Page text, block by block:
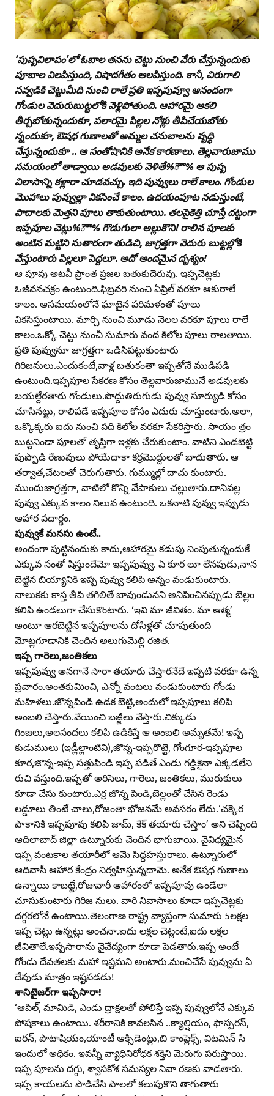
‘పుష్పవిలాపం’లో ఓబాల తనను చెట్టు నుంచి వేరు చేస్తున్నందుకు
పూబాల విలపిస్తుంది, విషాదగీతం ఆలపిస్తుంది. కానీ, చిరుగాలి
సవ్వడికి చెట్టుమీది నుంచి రాలే ప్రతి ఇప్పపువ్వూ ఆనందంగా
గోండుల వెదురుబుట్టలోకి వెళ్లిపోతుంది. ఆహారమై ఆకలి
తీర్చబోతున్నందుకూ, పలారమై పిల్లల నోళ్లు తీపిచేయబోతు
న్నందుకూ, ఔషధ గుణాలతో అమ్మల చనుబాలను వృద్ధి
చేస్తున్నందుకూ .. ఆ సంతోషానికి అనేక కారణాలు. తెల్లవారుజాము
సమయంలో తాడ్వాయి అడవులకు వెళితే%ౌౌ% ఆ పుష్ప
విలాసాన్ని కళ్లారా చూడవచ్చు. ఇది పువ్వులు రాలే కాలం. గోండుల
మొహాలు పువ్వుల్లా వికసించే కాలం. ఉదయంపూట నడుస్తుంటే,
పాదాలకు మెత్తని పూలు తాకుతుంటాయి. తలపైకెత్తి చూస్తే దట్టంగా
ఇప్పపూల చెట్లు%ౌౌ% గొడుగులా అల్లుకొని! రాలిన పూలకు
అంటిన మట్టిని సుతారంగా తుడిచి, జాగ్రత్తగా వెదురు బుట్టల్లోకి
వేస్తుంటారు పిల్లలూ పెద్దలూ. అదో అందమైన దృశ్యం!
ఆ పూవు అటవీ ప్రాంత ప్రజల బతుకుదెరువు. ఇప్పచెట్లకు
ఓజీవనచక్రం ఉంటుంది.ఫిబ్రవరి నుంచి ఏప్రిల్‌ వరకూ ఆకురాలే
కాలం. ఆసమయంలోనే ఘాటైన పరిమళంతో పూలు
వికసిస్తుంటాయి. మార్చి నుంచి మూడు నెలల వరకూ పూలు రాలే
కాలం.ఒక్కో చెట్టు నుంచీ సుమారు వంద కిలోల పూలు రాలతాయి.
ప్రతి పువ్వునూ జాగ్రత్తగా ఒడిసిపట్టుకుంటారు
గిరిజనులు.ఎందుకంటే,వాళ్ల బతుకంతా ఇప్పతోనే ముడిపడి
ఉంటుంది.ఇప్పపూల సేకరణ కోసం తెల్లవారుజామునే అడవులకు
బయల్దేరతారు గోండులు.పొద్దుతిరుగుడు పువ్వు సూర్యుడి కోసం
చూసినట్టు, రాలిపడే ఇప్పపూల కోసం ఎదురు చూస్తుంటారు.అలా,
ఒక్కొక్కరు ఐదు నుంచి పది కిలోల వరకూ సేకరిస్తారు. సాయం త్రం
బుట్టనిండా పూలతో తృప్తిగా ఇళ్లకు చేరుకుంటాం. వాటిని ఎండబెట్టి
పుప్పొడి రేణువులు పోయేదాకా కర్రమొద్దులతో బాదుతారు. ఆ
తర్వాత,చేటలతో చెరుగుతారు. గుమ్ముల్లో దాచు కుంటారు.
ముందుజాగ్రత్తగా, వాటిలో కొన్ని వేపాకులు చల్లుతారు.దానివల్ల
పువ్వు ఎక్కువ కాలం నిలువ ఉంటుంది. ఒకనాటి పువ్వు ఇప్పుడు
ఆహార పదార్థం.
పువ్వుకే మనసు ఉంటే..
అందంగా పుట్టినందుకు కాదు,ఆహారమై కడుపు నింపుతున్నందుకే
ఎక్కువ సంతో షిస్తుందేమో ఇప్పపువ్వు. ఏ కూర లూ లేనపుడు,నాన
బెట్టిన బియ్యానికి ఇప్ప పువ్వు కలిపి అన్నం వండుకుంటారు.
నాలుకకు కాస్త తీపి తగిలితే బావుండునని అనిపించినప్పుడు బెల్లం
కలిపి ఉండలుగా చేసుకొంటారు. ‘ఇవి మా జీవితం. మా ఆత్మ’
అంటూ ఆరబెట్టిన ఇప్పపూలను దోసిళ్లతో చూపుతుంది
మోట్లగూడానికి చెందిన అలుగుమెల్లి రజిత.
ఇప్ప గారెలు,జంతికలు
ఇప్పపువ్వు అనగానే సారా తయారు చేస్తారనేదే ఇప్పటి వరకూ ఉన్న
ప్రచారం.అంతకుమించి, ఎన్నో వంటలు వండుకుంటారు గోండు
మహిళలు.జొన్నపిండి ఉడక బెట్టి,అందులో ఇప్పపూలు కలిపి
అంబలి చేస్తారు.వేయించి బజ్జీలు వేస్తారు.చిక్కుడు
గింజలు,అలసందలు కలిపి ఉడికిస్తే ఆ అంబలి అమృతమే! ఇప్ప
కుడుములు (ఇడ్లీల్లాంటివి),జొన్న-ఇప్పరొట్టె, గోంగూర-ఇప్పపూల
కూర,జొన్న-ఇప్ప సత్తుపిండి ఇప్ప పడితే ఎండు గడ్డికైనా ఎక్కడలేని
రుచి వస్తుంది.ఇప్పతో అరిసెలు, గారెలు, జంతికలు, మురుకులు
కూడా చేసు కుంటారు.ఎర్ర జొన్న పిండి,బెల్లంతో చేసిన రెండు
లడ్డూలు తింటే చాలు,రోజంతా భోజనమే అవసరం లేదు.‘చక్కెర
పాకానికి ఇప్పపూవు కలిపి జామ్‌, కేక్‌ తయారు చేస్తాం’ అని చెప్పింది
ఆదిలాబాద్‌ జిల్లా ఉట్నూరుకు చెందిన భాగుబాయి. వైవిధ్యమైన
ఇప్ప వంటకాల తయారీలో ఆమె సిద్ధహస్తురాలు. ఉట్నూరులో
ఆదివాసీ ఆహార కేంద్రం నిర్వహిస్తున్నదామె. అనేక ఔషధ గుణాలు
ఉన్నాయి కాబట్టే,రోజువారీ ఆహారంలో ఇప్పపూవు ఉండేలా
చూసుకుంటారు గిరిజ నులు. వారి నివాసాలు కూడా ఇప్పచెట్లకు
దగ్గరలోనే ఉంటాయి.తెలంగాణ రాష్ట్ర వ్యాప్తంగా సుమారు 5లక్షల
ఇప్ప చెట్లు ఉన్నట్లు అంచనా.ఐదు లక్షల చెట్లంటే,ఐదు లక్షల
జీవితాలే.ఇప్పసారాను నైవేద్యంగా కూడా పెడతారు.ఇప్ప అంటే
గోండు దేవతలకు మహా ఇష్టమని అంటారు.మంచిచేసే పువ్వును ఏ
దేవుడు మాత్రం ఇష్టపడడు!
శానిటైజర్‌గా ఇప్పసారా!
‘ఆపిల్‌, మామిడి, ఎండు ద్రాక్షలతో పోలిస్తే ఇప్ప పువ్వులోనే ఎక్కువ
పోషకాలు ఉంటాయి. శరీరానికి కావలసిన ..క్యాల్షియం, ఫాస్పరస్‌,
ఐరన్‌, పొటాషియం,యాంటీ ఆక్సిడెంట్లు,బి-కాంప్లెక్స్‌, విటమిన్‌-సి
ఇందులో అధికం. ఇవన్నీ వ్యాధినిరోధక శక్తిని మెరుగు పరుస్తాయి.
ఇప్ప పూలను దగ్గు, శ్వాసకోశ సమస్యల నివా రణకు వాడతారు.
ఇప్ప కాయలను పొడిచేసి పాలలో కలుపుకొని తాగుతారు